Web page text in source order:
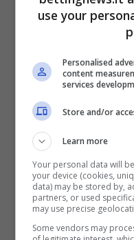
luminosa, giocosa.
musichetta
use your
Personalised
content
services
Store and/or
Learn more
Your personal data will
your device (cookies,
data) may be stored by,
partners, or used
may use precise
Some vendors may